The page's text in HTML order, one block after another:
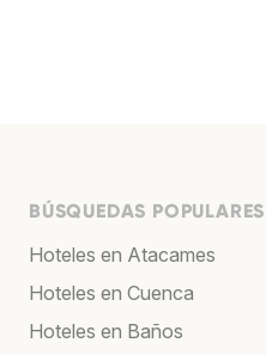
BÚSQUEDAS POPULARES
Hoteles en Atacames
Hoteles en Cuenca
Hoteles en Baños